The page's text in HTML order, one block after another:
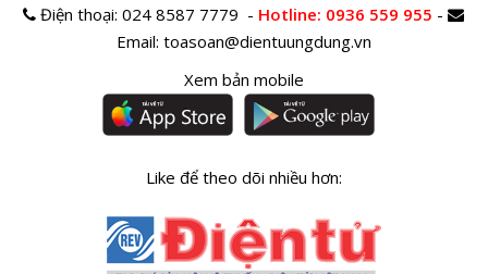
Điện thoại:024 8587 7779 - Hotline: 0936 559 955 -
Email: toasoan@dientuungdung.vn
Xem bản mobile
Like để theo dõi nhiều hơn: